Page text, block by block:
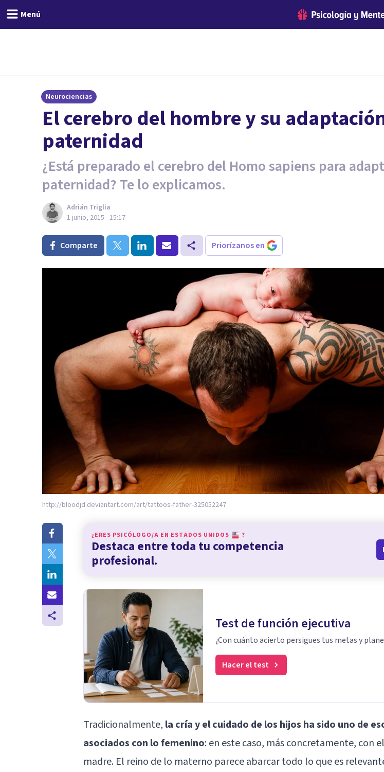
Menú
Neurociencias
El cerebro del hombre y su
paternidad
¿Está preparado el cerebro del Homo sapiens para
paternidad? Te lo explicamos.
Adrián Triglia
1 junio, 2015 - 15:17
Comparte Priorízanos en
http://bloodjd.deviantart.com/art/tattoos-father-325052247
¿ERES PSICÓLOGO/A EN ESTADOS UNIDOS ?
Destaca entre toda tu competencia
profesional.
Test de función ejecutiva
¿Con cuánto acierto persigues tus metas y
Hacer el test
Tradicionalmente, la cría y el cuidado de los hijos ha sido uno de
asociados con lo femenino: en este caso, más concretamente, con
madre. El reino de lo materno parece abarcar todo lo que es